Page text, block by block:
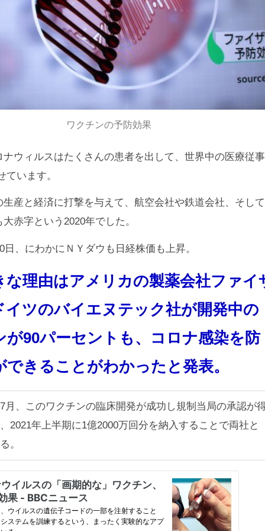
ワクチンの予防効果
ナウィルスはたくさんの患者を出して、世界中の医療従事
ています。
生産と経済に打撃を与えて、航空会社や鉄道会社、そして
赤字という2020年でした。
日、にわかにＮＹダウも日経株価も上昇。
な理由はアメリカの製薬会社ファイ
イツのバイエヌテック社が開発中の
が90パーセントも、コロナ感染を防
できることがわかったと発表。
月、このワクチンの臨床開発が成功し規制当局の承認が
2021年上半期に1億2000万回分を納入することで両社と
。